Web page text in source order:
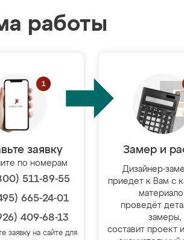
работы
заявку
по номерам
511-89-55
665-24-01
409-68-13
заявку на сайте для
Замер и
Дизайнер-
приедет к Вам с
проведёт
замеры,
составит проект